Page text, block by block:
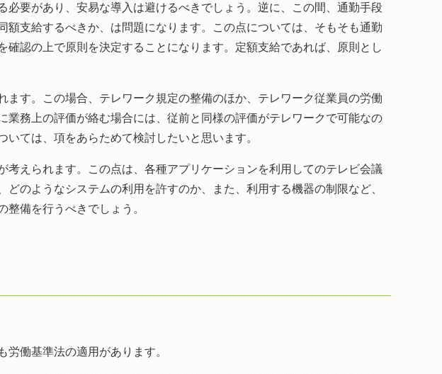
必要があり、安易な導入は避けるべきでしょう。逆に、この間、通勤手段
額支給するべきか、は問題になります。この点については、そもそも通勤
確認の上で原則を決定することになります。定額支給であれば、原則とし
ます。この場合、テレワーク規定の整備のほか、テレワーク従業員の労働
業務上の評価が絡む場合には、従前と同様の評価がテレワークで可能なの
ては、項をあらためて検討したいと思います。
えられます。この点は、各種アプリケーションを利用してのテレビ会議
のようなシステムの利用を許すのか、また、利用する機器の制限など、
備を行うべきでしょう。
働基準法の適用があります。